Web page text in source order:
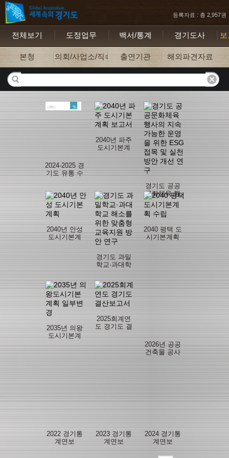
등록자료 : 총 2,957권
전체보기 도정업무 백서/통계 경기도사
본청 의회/사업소/직속기관출연기관 해외파견자료
2024-2025 경
기도 유통 수
서
2040년 파주
도시기본계
경기도 공공
문화체육 행
사의 지속가
능한 운영을
위한 ESG접
안 개선 연구
2040년 안성
도시기본계
경기도 과밀
학교·과대학
한 맞춤형 교
육지원 방안
연구
2040 평택 도
시기본계획
2035년 의왕
도시기본계
2025회계연
도 경기도 결
2026년 공공
건축물 공사
2022 경기통
계연보
2023 경기통
계연보
2024 경기통
계연보